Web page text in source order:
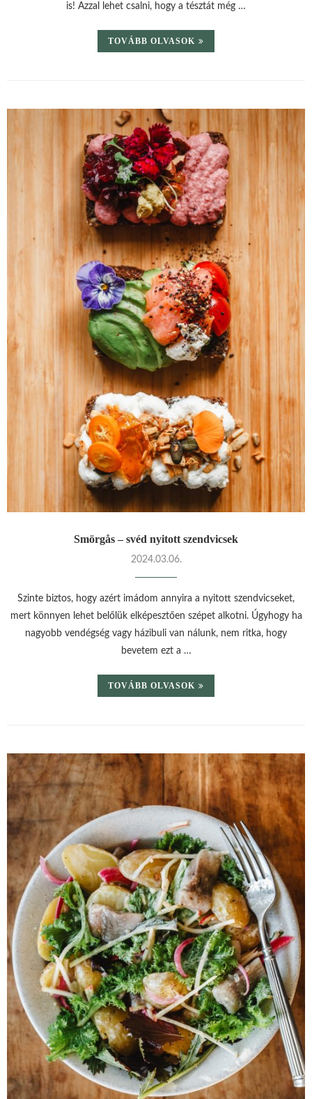
is! Azzal lehet csalni, hogy a tésztát még …
TOVÁBB OLVASOK
Smörgås – svéd nyitott szendvicsek
2024.03.06.
Szinte biztos, hogy azért imádom annyira a nyitott szendvicseket,
mert könnyen lehet belőlük elképesztően szépet alkotni. Úgyhogy ha
nagyobb vendégség vagy házibuli van nálunk, nem ritka, hogy
bevetem ezt a …
TOVÁBB OLVASOK